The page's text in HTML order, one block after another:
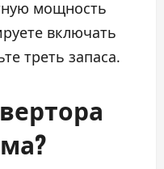
мощность
включать
треть запаса.